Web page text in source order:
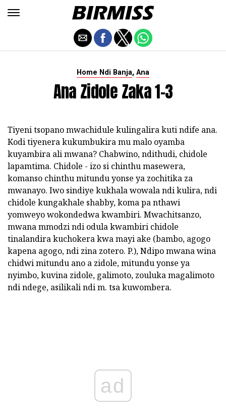
Home Ndi Banja, Ana
Ana Zidole Zaka 1-3
Tiyeni tsopano mwachidule kulingalira kuti ndife ana.
Kodi tiyenera kukumbukira mu malo oyamba
kuyambira ali mwana? Chabwino, ndithudi, chidole
lapamtima. Chidole - izo si chinthu masewera,
komanso chinthu mitundu yonse ya zochitika za
mwanayo. Iwo sindiye kukhala wowala ndi kulira, ndi
chidole kungakhale shabby, koma pa nthawi
yomweyo wokondedwa kwambiri. Mwachitsanzo,
mwana mmodzi ndi odula kwambiri chidole
tinalandira kuchokera kwa mayi ake (bambo, agogo
kapena agogo, ndi zina zotero. P.), Ndipo mwana wina
chidwi mitundu ano a zidole, mitundu yonse ya
nyimbo, kuvina zidole, galimoto, zouluka magalimoto
ndi ndege, asilikali ndi m. tsa kuwombera.
ad